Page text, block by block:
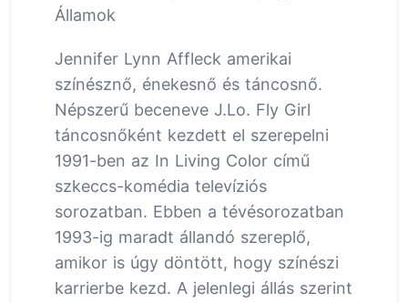
Államok
Jennifer Lynn Affleck amerikai
színésznő, énekesnő és táncosnő.
Népszerű beceneve J.Lo. Fly Girl
táncosnőként kezdett el szerepelni
1991-ben az In Living Color című
szkeccs-komédia televíziós
sorozatban. Ebben a tévésorozatban
1993-ig maradt állandó szereplő,
amikor is úgy döntött, hogy színészi
karrierbe kezd. A jelenlegi állás szerint